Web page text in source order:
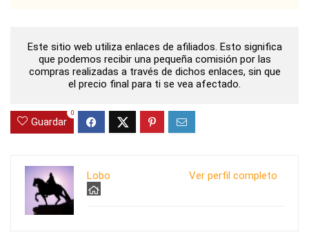
Este sitio web utiliza enlaces de afiliados. Esto significa
que podemos recibir una pequeña comisión por las
compras realizadas a través de dichos enlaces, sin que
el precio final para ti se vea afectado.
Guardar
0
Ver perfil completo
Lobo